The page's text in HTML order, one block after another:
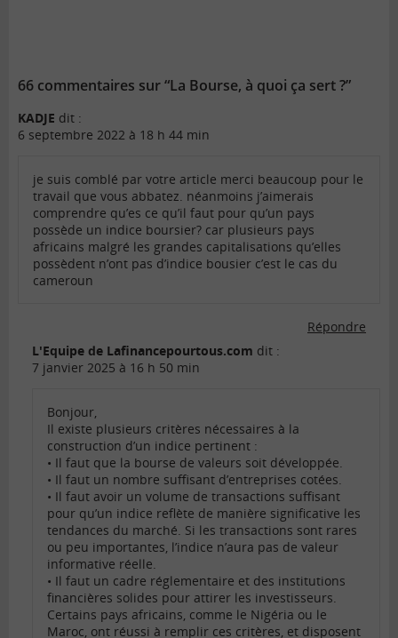
66 commentaires sur “La Bourse, à quoi ça sert ?”
KADJE dit :
6 septembre 2022 à 18 h 44 min
je suis comblé par votre article merci beaucoup pour le
travail que vous abbatez. néanmoins j’aimerais
comprendre qu’es ce qu’il faut pour qu’un pays
possède un indice boursier? car plusieurs pays
africains malgré les grandes capitalisations qu’elles
possèdent n’ont pas d’indice bousier c’est le cas du
cameroun
Répondre
L'Equipe de Lafinancepourtous.com dit :
7 janvier 2025 à 16 h 50 min
Bonjour,
Il existe plusieurs critères nécessaires à la
construction d’un indice pertinent :
• Il faut que la bourse de valeurs soit développée.
• Il faut un nombre suffisant d’entreprises cotées.
• Il faut avoir un volume de transactions suffisant
pour qu’un indice reflète de manière significative les
tendances du marché. Si les transactions sont rares
ou peu importantes, l’indice n’aura pas de valeur
informative réelle.
• Il faut un cadre réglementaire et des institutions
financières solides pour attirer les investisseurs.
Certains pays africains, comme le Nigéria ou le
Maroc, ont réussi à remplir ces critères, et disposent